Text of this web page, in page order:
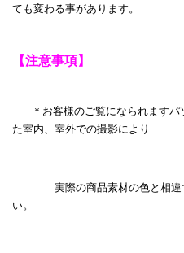
ても変わる事があります。
【注意事項】
＊お客様のご覧になられます
た室内、室外での撮影により
実際の商品素材の色と相違す
い。